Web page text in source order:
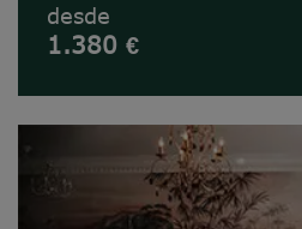
desde
1.380 €